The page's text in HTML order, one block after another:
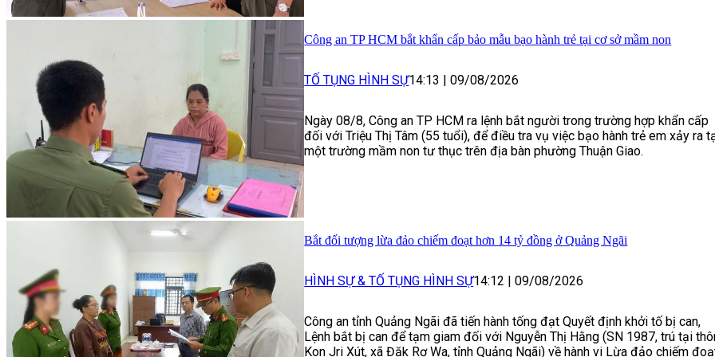
Công an TP HCM bắt khẩn cấp bảo mẫu bạo hành trẻ tại cơ sở mầm non
TỐ TỤNG HÌNH SỰ14:13 09/08/2026
Ngày 08/8, Công an TP HCM ra lệnh bắt người trong trường hợp khẩn cấp
đối với Triệu Thị Tâm (55 tuổi), để điều tra vụ việc bạo hành trẻ em xảy ra
một trường mầm non tư thục trên địa bàn phường Thuận Giao.
Bắt đối tượng lừa đảo chiếm đoạt hơn 14 tỷ đồng ở Quảng Ngãi
HÌNH SỰ & TỐ TỤNG HÌNH SỰ14:12 09/08/2026
Công an tỉnh Quảng Ngãi đã tiến hành tống đạt Quyết định khởi tố bị can,
Lệnh bắt bị can để tạm giam đối với Nguyễn Thị Hằng (SN 1987, trú tại
Kon Jri Xút, xã Đăk Rơ Wa, tỉnh Quảng Ngãi) về hành vi Lừa đảo chiếm